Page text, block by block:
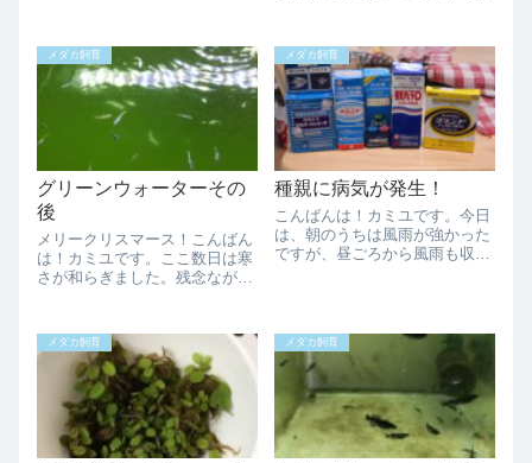
途半端な状態です。今日はダル
マのみにした弁天...
だけ餌やりしてますが、いつエ
アレーション止めて蓋するか毎
日様子を見ながら悩んでます。
それも楽しいので...
メダカ飼育
グリーンウォーターその
後
メリークリスマース！こんばん
は！カミユです。ここ数日は寒
さが和らぎました。残念ながら
スマスに雪が降ることは殆どな
いのでホワイトクリスマスの経
験はありません笑今日パーティ
ーをやってる方も...
メダカ飼育
種親に病気が発生！
こんばんは！カミユです。今日
は、朝のうちは風雨が強かった
ですが、昼ごろから風雨も収ま
に前に進んでないし、、、ニュ
ーブルースターダス...
メダカ飼育 メダカ飼育